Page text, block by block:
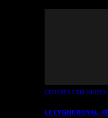
OEUVRES EXPLIQUÉES
LE CYGNE ROYAL.